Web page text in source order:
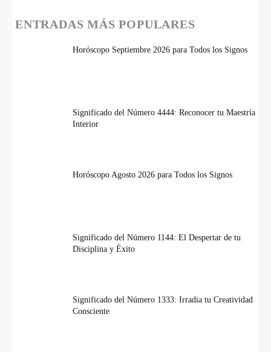
ENTRADAS MÁS POPULARES
Horóscopo Septiembre 2026 para Todos los Signos
Significado del Número 4444: Reconocer tu Maestría
Interior
Horóscopo Agosto 2026 para Todos los Signos
Significado del Número 1144: El Despertar de tu
Disciplina y Éxito
Significado del Número 1333: Irradia tu Creatividad
Consciente